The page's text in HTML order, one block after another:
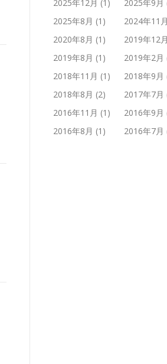
2025年12月 (1) 2025年9月
2025年8月 (1) 2024年11月
2020年8月 (1) 2019年12月
2019年8月 (1) 2019年2月
2018年11月 (1) 2018年9月
2018年8月 (2) 2017年7月
2016年11月 (1) 2016年9月
2016年8月 (1) 2016年7月